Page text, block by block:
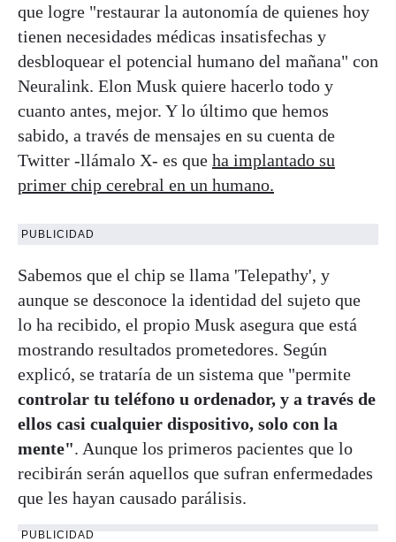
que logre "restaurar la autonomía de quienes hoy
tienen necesidades médicas insatisfechas y
desbloquear el potencial humano del mañana" con
Neuralink. Elon Musk quiere hacerlo todo y
cuanto antes, mejor. Y lo último que hemos
sabido, a través de mensajes en su cuenta de
Twitter -llámalo X- es que ha implantado su
primer chip cerebral en un humano.
PUBLICIDAD
Sabemos que el chip se llama 'Telepathy', y
aunque se desconoce la identidad del sujeto que
lo ha recibido, el propio Musk asegura que está
mostrando resultados prometedores. Según
explicó, se trataría de un sistema que "permite
controlar tu teléfono u ordenador, y a través de
ellos casi cualquier dispositivo, solo con la
mente". Aunque los primeros pacientes que lo
recibirán serán aquellos que sufran enfermedades
que les hayan causado parálisis.
PUBLICIDAD